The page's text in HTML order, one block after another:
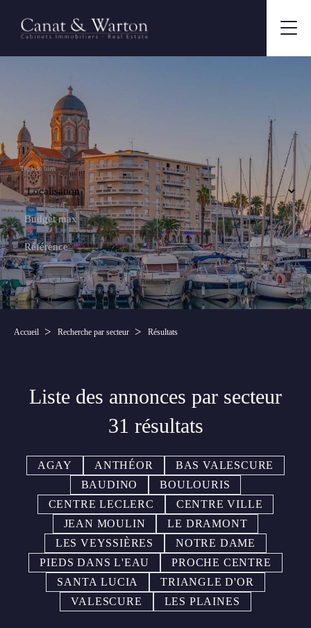
Type de bien
Accueil Recherche par secteur Résultats
Liste des annonces par secteur
31 résultats
AGAY ANTHÉOR
BAS VALESCURE
BAUDINO
BOULOURIS
CENTRE LECLERC
CENTRE VILLE
JEAN MOULIN
LE DRAMONT
LES VEYSSIÈRES
NOTRE DAME
PIEDS DANS L'EAU
PROCHE CENTRE
SANTA LUCIA
TRIANGLE D'OR
VALESCURE
LES PLAINES